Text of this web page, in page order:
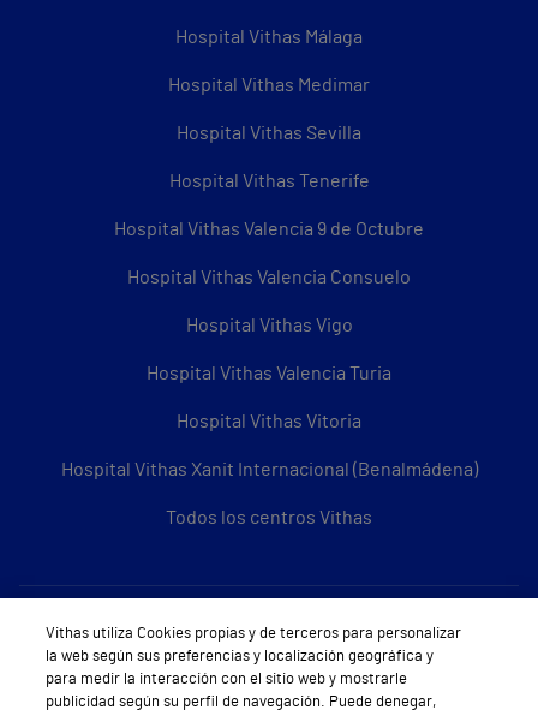
Hospital Vithas Málaga
Hospital Vithas Medimar
Hospital Vithas Sevilla
Hospital Vithas Tenerife
Hospital Vithas Valencia 9 de Octubre
Hospital Vithas Valencia Consuelo
Hospital Vithas Vigo
Hospital Vithas Valencia Turia
Hospital Vithas Vitoria
Hospital Vithas Xanit Internacional (Benalmádena)
Todos los centros Vithas
Sobre Vithas
Quiénes somos
Vithas utiliza Cookies propias y de terceros para personalizar
la web según sus preferencias y localización geográfica y
para medir la interacción con el sitio web y mostrarle
publicidad según su perfil de navegación. Puede denegar,